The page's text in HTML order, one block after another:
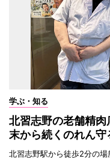
学ぶ・知る
北習志野の老舗精
末から続くのれん守
北習志野駅から徒歩2分の場